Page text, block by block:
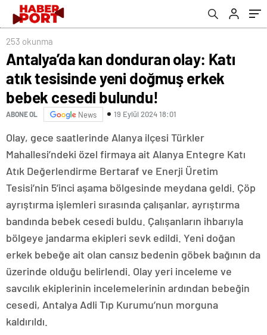
bulundu!
253 okunma
Antalya’da kan donduran olay: Katı
atık tesisinde yeni doğmuş erkek
bebek cesedi bulundu!
ABONE OL News 19 Eylül 2024 18:01
Olay, gece saatlerinde Alanya ilçesi Türkler
Mahallesi’ndeki özel firmaya ait Alanya Entegre Katı
Atık Değerlendirme Bertaraf ve Enerji Üretim
Tesisi’nin 5’inci aşama bölgesinde meydana geldi. Çöp
ayrıştırma işlemleri sırasında çalışanlar, ayrıştırma
bandında bebek cesedi buldu. Çalışanların ihbarıyla
bölgeye jandarma ekipleri sevk edildi. Yeni doğan
erkek bebeğe ait olan cansız bedenin göbek bağının da
üzerinde olduğu belirlendi. Olay yeri inceleme ve
savcılık ekiplerinin incelemelerinin ardından bebeğin
cesedi, Antalya Adli Tıp Kurumu’nun morguna
kaldırıldı.